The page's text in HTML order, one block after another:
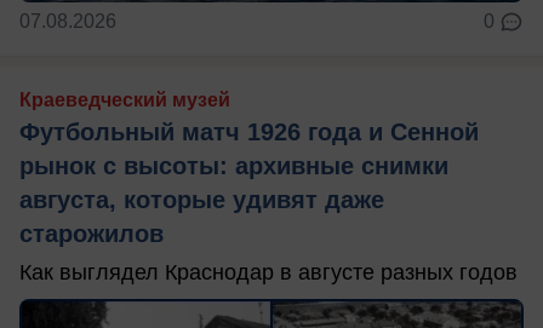
07.08.2026 0
Краеведческий музей
Футбольный матч 1926 года и Сенной
рынок с высоты: архивные снимки
августа, которые удивят даже
старожилов
Как выглядел Краснодар в августе разных годов